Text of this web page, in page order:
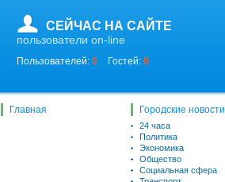
СЕЙЧАС НА САЙТЕ
пользователи on-line
Пользователей: 0 Гостей: 0
Главная Городские новости
24 часа
Политика
Экономика
Общество
Социальная сфера